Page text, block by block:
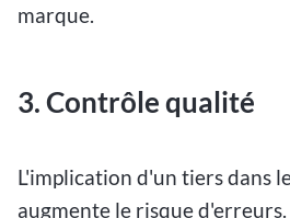
marque.
3. Contrôle qualité
L'implication d'un tiers dans
augmente le risque